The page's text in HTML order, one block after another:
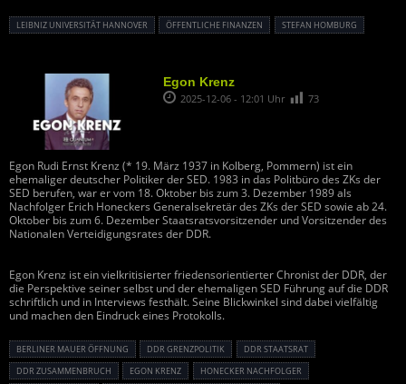
LEIBNIZ UNIVERSITÄT HANNOVER ÖFFENTLICHE FINANZEN STEFAN HOMBURG
Egon Krenz
2025-12-06 - 12:01 Uhr 73
Egon Rudi Ernst Krenz (* 19. März 1937 in Kolberg, Pommern) ist ein
ehemaliger deutscher Politiker der SED. 1983 in das Politbüro des ZKs der
SED berufen, war er vom 18. Oktober bis zum 3. Dezember 1989 als
Nachfolger Erich Honeckers Generalsekretär des ZKs der SED sowie ab 24.
Oktober bis zum 6. Dezember Staatsratsvorsitzender und Vorsitzender des
Nationalen Verteidigungsrates der DDR.
Egon Krenz ist ein vielkritisierter friedensorientierter Chronist der DDR, der
die Perspektive seiner selbst und der ehemaligen SED Führung auf die DDR
schriftlich und in Interviews festhält. Seine Blickwinkel sind dabei vielfältig
und machen den Eindruck eines Protokolls.
BERLINER MAUER ÖFFNUNG DDR GRENZPOLITIK
DDR STAATSRAT
DDR ZUSAMMENBRUCH
EGON KRENZ
HONECKER NACHFOLGER